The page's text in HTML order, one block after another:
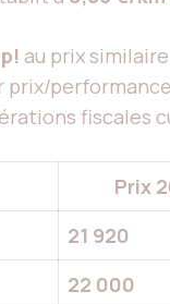
au prix
prix/
fiscales
Prix
21 920
22 000